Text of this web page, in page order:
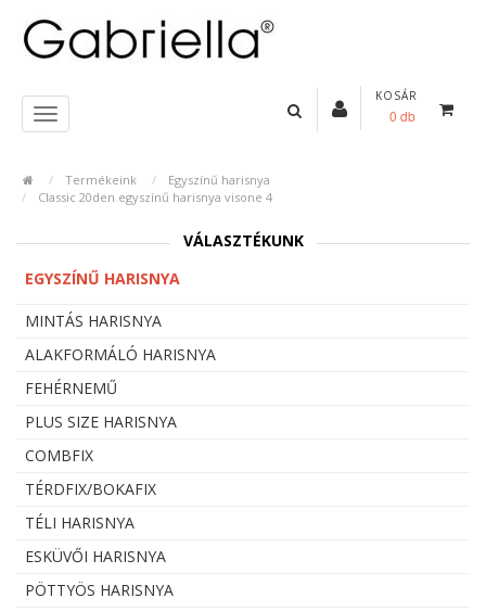
KOSÁR
0 db
Termékeink
Egyszínű harisnya
Classic 20den egyszínű harisnya visone 4
VÁLASZTÉKUNK
EGYSZÍNŰ HARISNYA
MINTÁS HARISNYA
ALAKFORMÁLÓ HARISNYA
FEHÉRNEMŰ
PLUS SIZE HARISNYA
COMBFIX
TÉRDFIX/BOKAFIX
TÉLI HARISNYA
ESKÜVŐI HARISNYA
PÖTTYÖS HARISNYA